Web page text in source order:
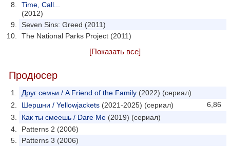
Time, Call...
(2012)
Seven Sins: Greed (2011)
The National Parks Project (2011)
[Показать все]
Продюсер
Друг семьи / A Friend of the Family (2022) (сериал)
6,86
Шершни / Yellowjackets (2021-2025) (сериал)
Как ты смеешь / Dare Me (2019) (сериал)
Patterns 2 (2006)
Patterns 3 (2006)